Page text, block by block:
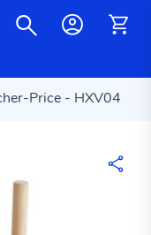
Price - HXV04